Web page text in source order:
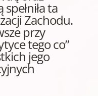
ta
Zachodu.
przy
tego co”
jego